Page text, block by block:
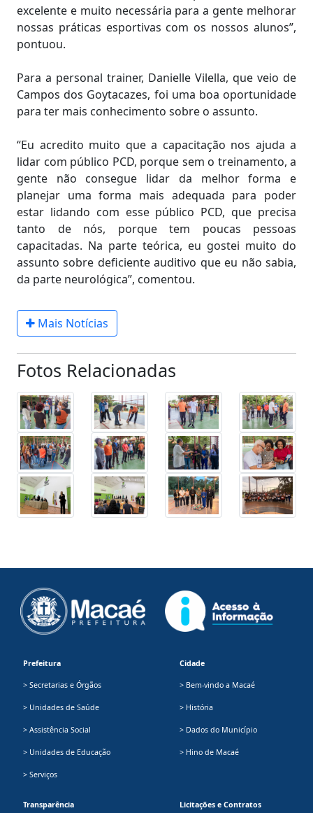
excelente e muito necessária para a gente melhorar
nossas práticas esportivas com os nossos alunos”,
pontuou.
Para a personal trainer, Danielle Vilella, que veio de
Campos dos Goytacazes, foi uma boa oportunidade
para ter mais conhecimento sobre o assunto.
“Eu acredito muito que a capacitação nos ajuda a
lidar com público PCD, porque sem o treinamento, a
gente não consegue lidar da melhor forma e
planejar uma forma mais adequada para poder
estar lidando com esse público PCD, que precisa
tanto de nós, porque tem poucas pessoas
capacitadas. Na parte teórica, eu gostei muito do
assunto sobre deficiente auditivo que eu não sabia,
da parte neurológica”, comentou.
Mais Notícias
Fotos Relacionadas
Prefeitura
> Secretarias e Órgãos
> Unidades de Saúde
> Assistência Social
> Unidades de Educação
> Serviços
Cidade
> Bem-vindo a Macaé
> História
> Dados do Município
> Hino de Macaé
Transparência Licitações e Contratos